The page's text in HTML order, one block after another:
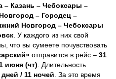
– Казань – Чебоксары –
– Городец –
Новгород – Чебоксары
. У каждого из них свой
что вы сумеете почувствовать
отправится в рейс – 31
июня (чт) . Длительность
дней / 11 ночей За это время